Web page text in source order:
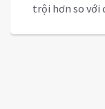
trội hơn so với